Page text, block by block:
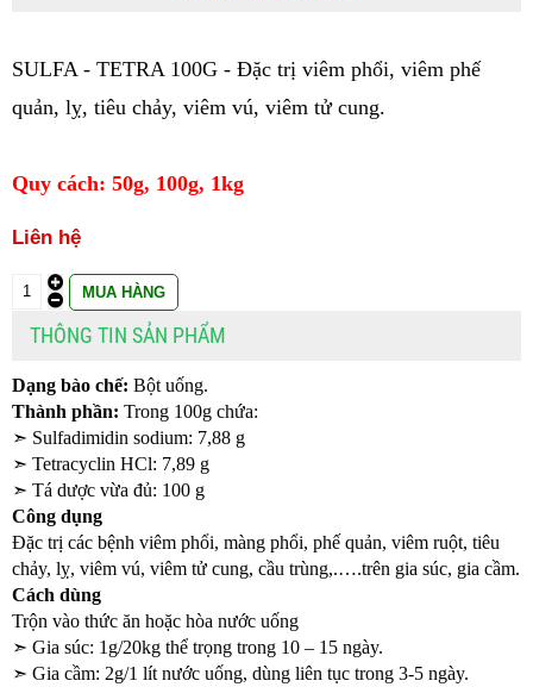
SULFA - TETRA 100G - Đặc trị viêm phổi, viêm phế
quản, lỵ, tiêu chảy, viêm vú, viêm tử cung.
Quy cách: 50g, 100g, 1kg
Liên hệ
THÔNG TIN SẢN PHẨM
Dạng bào chế: Bột uống.
Thành phần: Trong 100g chứa:
➣ Sulfadimidin sodium: 7,88 g
➣ Tetracyclin HCl: 7,89 g
➣ Tá dược vừa đủ: 100 g
Công dụng
Đặc trị các bệnh viêm phổi, màng phổi, phế quản, viêm ruột, tiêu
chảy, lỵ, viêm vú, viêm tử cung, cầu trùng,.….trên gia súc, gia cầm.
Cách dùng
Trộn vào thức ăn hoặc hòa nước uống
➣ Gia súc: 1g/20kg thể trọng trong 10 – 15 ngày.
➣ Gia cầm: 2g/1 lít nước uống, dùng liên tục trong 3-5 ngày.